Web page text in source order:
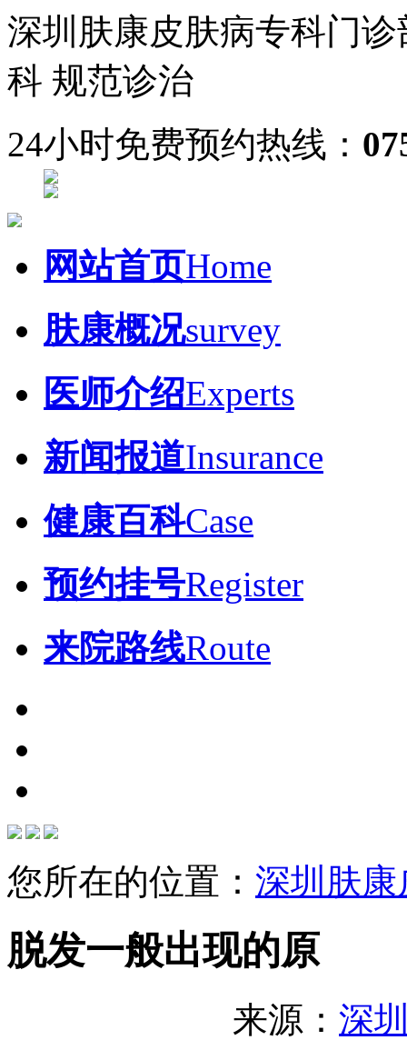
深圳肤康皮肤病专科门诊
科 规范诊治
24小时免费预约热线：
网站首页Home
肤康概况survey
医师介绍Experts
新闻报道Insurance
健康百科Case
预约挂号Register
来院路线Route
您所在的位置： 深圳肤
脱发一般出现的原
来源： 深